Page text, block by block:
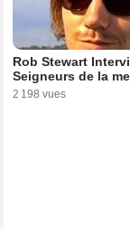
Rob Stewart
Seigneurs de la
2 198 vues